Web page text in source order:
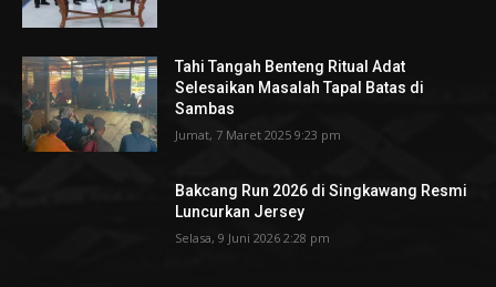
Tahi Tangah Benteng Ritual Adat
Selesaikan Masalah Tapal Batas di
Sambas
Jumat, 7 Maret 2025 9:23 pm
Bakcang Run 2026 di Singkawang Resmi
Luncurkan Jersey
Selasa, 9 Juni 2026 2:28 pm